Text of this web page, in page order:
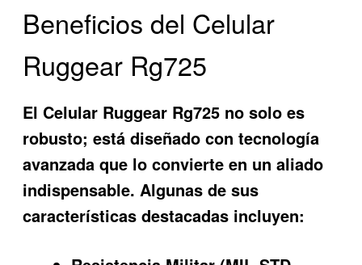
Beneficios del Celular
Ruggear Rg725
El Celular Ruggear Rg725 no solo es
robusto; está diseñado con tecnología
avanzada que lo convierte en un aliado
indispensable. Algunas de sus
características destacadas incluyen: